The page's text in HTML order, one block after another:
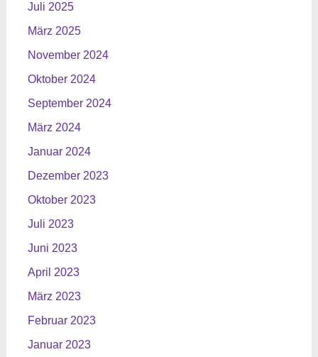
Juli 2025
März 2025
November 2024
Oktober 2024
September 2024
März 2024
Januar 2024
Dezember 2023
Oktober 2023
Juli 2023
Juni 2023
April 2023
März 2023
Februar 2023
Januar 2023